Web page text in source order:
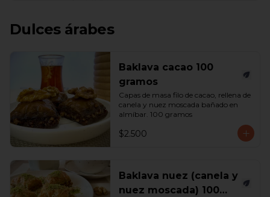
Dulces árabes
Baklava cacao 100
gramos
Capas de masa filo de cacao, rellena de
canela y nuez moscada bañado en
almíbar. 100 gramos
$2.500
Baklava nuez (canela y
nuez moscada) 100